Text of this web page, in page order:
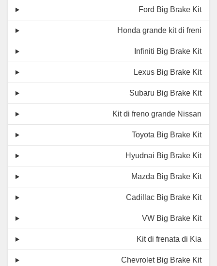
Ford Big Brake Kit
Honda grande kit di freni
Infiniti Big Brake Kit
Lexus Big Brake Kit
Subaru Big Brake Kit
Kit di freno grande Nissan
Toyota Big Brake Kit
Hyudnai Big Brake Kit
Mazda Big Brake Kit
Cadillac Big Brake Kit
VW Big Brake Kit
Kit di frenata di Kia
Chevrolet Big Brake Kit